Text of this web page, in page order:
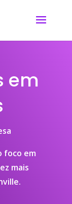
em
foco em
mais